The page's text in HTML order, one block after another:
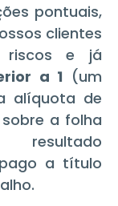
pontuais,
clientes
riscos e já
a 1 (um
alíquota de
a folha
a título